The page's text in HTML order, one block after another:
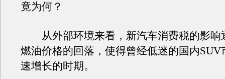
竟为何？
从外部环境来看，新汽车消费税的影响
燃油价格的回落，使得曾经低迷的国内SUV
速增长的时期。